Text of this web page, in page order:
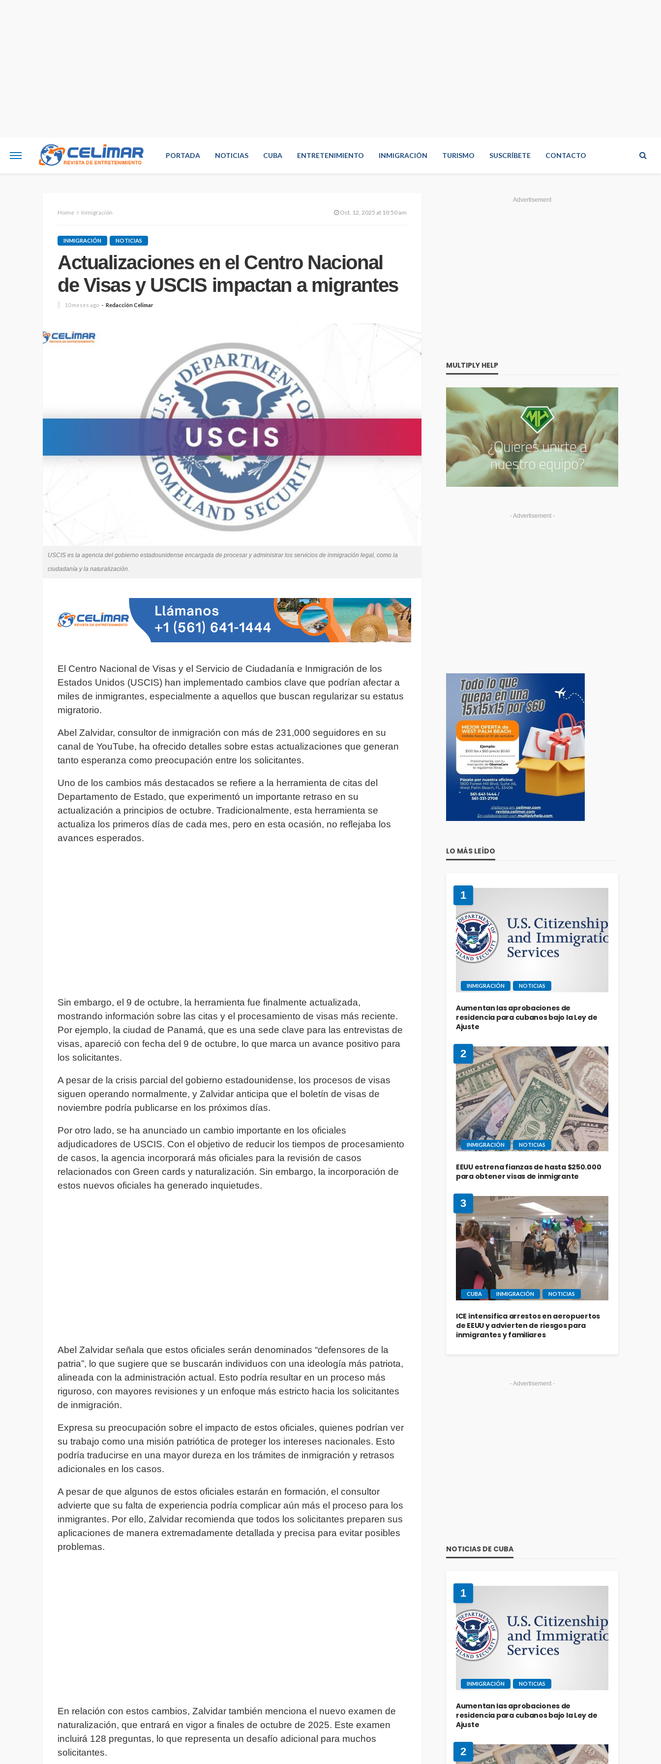
PORTADA NOTICIAS CUBA ENTRETENIMIENTO INMIGRACIÓN TURISMO SUSCRÍBETE CONTACTO
Home Inmigración Oct. 12, 2025 at 10:50 am
INMIGRACIÓN NOTICIAS
Actualizaciones en el Centro Nacional
de Visas y USCIS impactan a migrantes
10 meses ago Redacción Celimar
USCIS es la agencia del gobierno estadounidense encargada de procesar y administrar los servicios de inmigración legal, como la
ciudadanía y la naturalización.
El Centro Nacional de Visas y el Servicio de Ciudadanía e Inmigración de los
Estados Unidos (USCIS) han implementado cambios clave que podrían afectar a
miles de inmigrantes, especialmente a aquellos que buscan regularizar su estatus
migratorio.
Abel Zalvidar, consultor de inmigración con más de 231,000 seguidores en su
canal de YouTube, ha ofrecido detalles sobre estas actualizaciones que generan
tanto esperanza como preocupación entre los solicitantes.
Uno de los cambios más destacados se refiere a la herramienta de citas del
Departamento de Estado, que experimentó un importante retraso en su
actualización a principios de octubre. Tradicionalmente, esta herramienta se
actualiza los primeros días de cada mes, pero en esta ocasión, no reflejaba los
avances esperados.
Sin embargo, el 9 de octubre, la herramienta fue finalmente actualizada,
mostrando información sobre las citas y el procesamiento de visas más reciente.
Por ejemplo, la ciudad de Panamá, que es una sede clave para las entrevistas de
visas, apareció con fecha del 9 de octubre, lo que marca un avance positivo para
los solicitantes.
A pesar de la crisis parcial del gobierno estadounidense, los procesos de visas
siguen operando normalmente, y Zalvidar anticipa que el boletín de visas de
noviembre podría publicarse en los próximos días.
Por otro lado, se ha anunciado un cambio importante en los oficiales
adjudicadores de USCIS. Con el objetivo de reducir los tiempos de procesamiento
de casos, la agencia incorporará más oficiales para la revisión de casos
relacionados con Green cards y naturalización. Sin embargo, la incorporación de
estos nuevos oficiales ha generado inquietudes.
Abel Zalvidar señala que estos oficiales serán denominados “defensores de la
patria”, lo que sugiere que se buscarán individuos con una ideología más patriota,
alineada con la administración actual. Esto podría resultar en un proceso más
riguroso, con mayores revisiones y un enfoque más estricto hacia los solicitantes
de inmigración.
Expresa su preocupación sobre el impacto de estos oficiales, quienes podrían ver
su trabajo como una misión patriótica de proteger los intereses nacionales. Esto
podría traducirse en una mayor dureza en los trámites de inmigración y retrasos
adicionales en los casos.
A pesar de que algunos de estos oficiales estarán en formación, el consultor
advierte que su falta de experiencia podría complicar aún más el proceso para los
inmigrantes. Por ello, Zalvidar recomienda que todos los solicitantes preparen sus
aplicaciones de manera extremadamente detallada y precisa para evitar posibles
problemas.
En relación con estos cambios, Zalvidar también menciona el nuevo examen de
naturalización, que entrará en vigor a finales de octubre de 2025. Este examen
incluirá 128 preguntas, lo que representa un desafío adicional para muchos
solicitantes.
Advertisement
MULTIPLY HELP
- Advertisement -
LO MÁS LEÍDO
1
INMIGRACIÓN NOTICIAS
Aumentan las aprobaciones de
residencia para cubanos bajo la Ley de
Ajuste
2
INMIGRACIÓN NOTICIAS
EEUU estrena fianzas de hasta $250.000
para obtener visas de inmigrante
3
CUBA INMIGRACIÓN NOTICIAS
ICE intensifica arrestos en aeropuertos
de EEUU y advierten de riesgos para
inmigrantes y familiares
- Advertisement -
NOTICIAS DE CUBA
1
INMIGRACIÓN NOTICIAS
Aumentan las aprobaciones de
residencia para cubanos bajo la Ley de
Ajuste
2